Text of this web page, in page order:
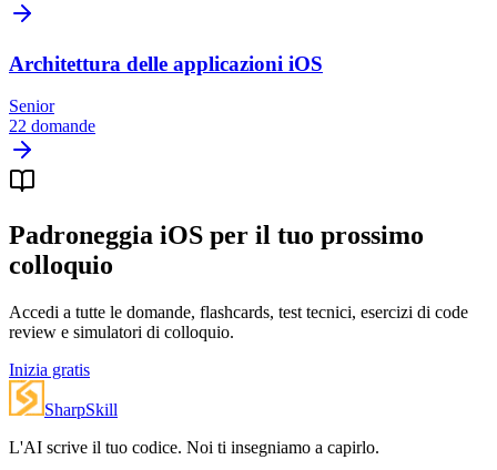
Architettura delle applicazioni iOS
Senior
22 domande
Padroneggia iOS per il tuo prossimo
colloquio
Accedi a tutte le domande, flashcards, test tecnici, esercizi di code
review e simulatori di colloquio.
Inizia gratis
SharpSkill
L'AI scrive il tuo codice. Noi ti insegniamo a capirlo.